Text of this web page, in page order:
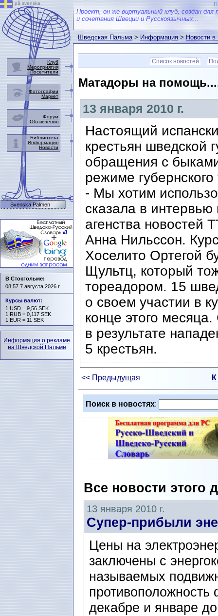
Проект, он же виртуальный клуб, создан для
и сочетания Швеции и Русскоязычных...
Шведская Пальма>Информация>Новости
Список новостей
Матадоры на
13 января 2010 г.
Настоящий
крестьян шведской
обращения с
режиме
- Мы хотим
сказала в интервью
агенства новостей
Анна Нильссон.
Хоселито Ортегой
Щультц, который
тореадором. 15
о своем участии в
конце этого
в результате
5 крестьян.
<< Предыдущая
Поиск в новостях:
Все новости этого
13 января 2010 г.
Супер-прибыли
Цены на
заключены с
называемых
декабре и январе
på svenska
Клуб
Мероприятия
Посетители
Фотографии
Маркет
Форум
Объявления
Библиотека
Информация
Новости
Svenska Palmen
В Стокгольме:
08:57 7 августа 2026 г.
Курсы валют:
1 USD = 9,56 SEK
1 RUB = 0,117 SEK
1 EUR = 11 SEK
Информация о рекламе
на Шведской Пальме